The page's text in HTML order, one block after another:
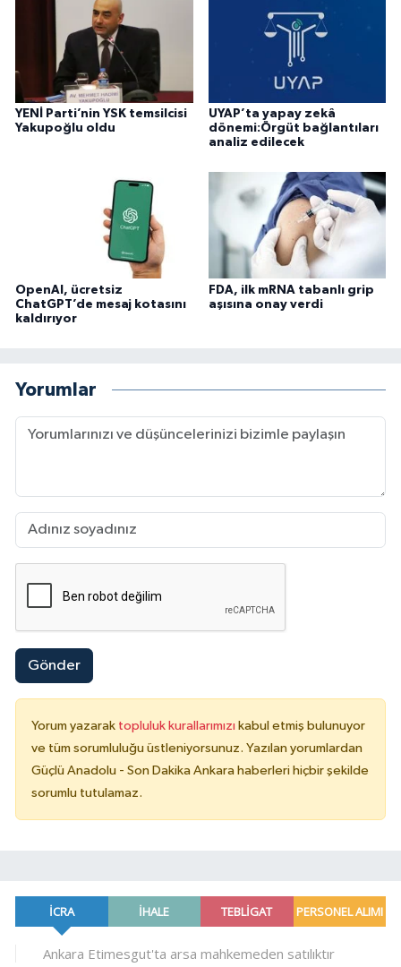
YENİ Parti’nin YSK temsilcisi
Yakupoğlu oldu
UYAP’ta yapay zekâ
dönemi:Örgüt bağlantıları
analiz edilecek
OpenAI, ücretsiz
ChatGPT’de mesaj kotasını
kaldırıyor
FDA, ilk mRNA tabanlı grip
aşısına onay verdi
Yorumlar
Gönder
Yorum yazarak topluluk kurallarımızı kabul etmiş bulunuyor
ve tüm sorumluluğu üstleniyorsunuz. Yazılan yorumlardan
Güçlü Anadolu - Son Dakika Ankara haberleri hiçbir şekilde
sorumlu tutulamaz.